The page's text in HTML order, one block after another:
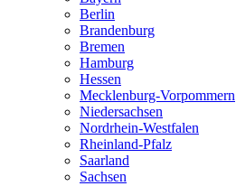
Berlin
Brandenburg
Bremen
Hamburg
Hessen
Mecklenburg-Vorpommern
Niedersachsen
Nordrhein-Westfalen
Rheinland-Pfalz
Saarland
Sachsen